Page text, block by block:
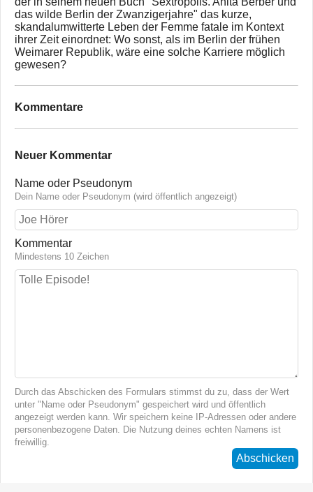
das wilde Berlin der Zwanzigerjahre" das kurze,
skandalumwitterte Leben der Femme fatale im Kontext
ihrer Zeit einordnet: Wo sonst, als im Berlin der frühen
Weimarer Republik, wäre eine solche Karriere möglich
gewesen?
Kommentare
Neuer Kommentar
Name oder Pseudonym
Dein Name oder Pseudonym (wird öffentlich angezeigt)
Kommentar
Mindestens 10 Zeichen
Durch das Abschicken des Formulars stimmst du zu, dass der Wert
unter "Name oder Pseudonym" gespeichert wird und öffentlich
angezeigt werden kann. Wir speichern keine IP-Adressen oder andere
personenbezogene Daten. Die Nutzung deines echten Namens ist
freiwillig.
Abschicken